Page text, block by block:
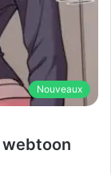
Nouveaux
webtoon